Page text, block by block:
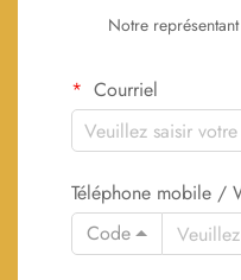
Notre
Courriel
Téléphone mobile /
Code